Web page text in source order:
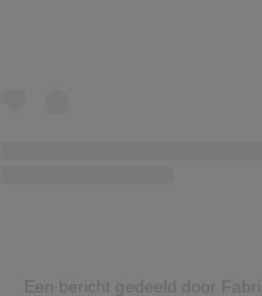
Een bericht gedeeld door